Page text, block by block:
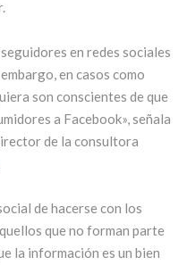
en redes sociales
en casos como
son conscientes de que
a Facebook», señala
de la consultora
de hacerse con los
que no forman parte
la información es un bien